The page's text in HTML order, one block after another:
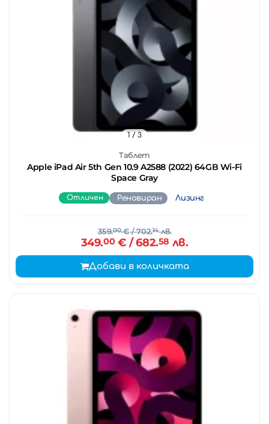
Таблет
Apple iPad Air 5th Gen 10.9 A2588 (2022) 64GB Wi-Fi
Space Gray
1 / 3
Отличен Реновиран Лизинг
359.00€/ 702.14лв.
349.00€ / 682.58 лв.
Добави в количката